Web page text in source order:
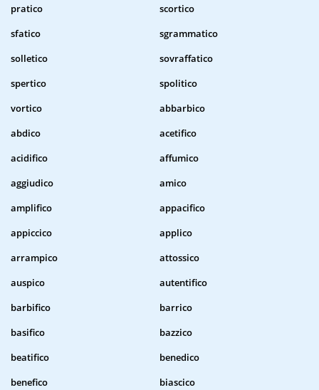
pratico
scortico
sfatico
sgrammatico
solletico
sovraffatico
spertico
spolitico
vortico
abbarbico
abdico
acetifico
acidifico
affumico
aggiudico
amico
amplifico
appacifico
appiccico
applico
arrampico
attossico
auspico
autentifico
barbifico
barrico
basifico
bazzico
beatifico
benedico
benefico
biascico